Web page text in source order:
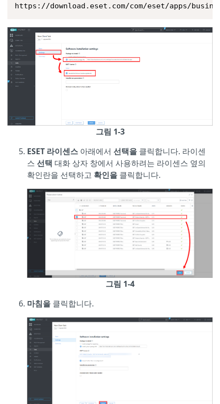
https://download.eset.com/com/eset/apps/
그림 1-3
ESET 라이센스 아래에서 선택을 클릭합니다. 라이센
스 선택 대화 상자 창에서 사용하려는 라이센스 옆의
확인란을 선택하고 확인을 클릭합니다.
그림 1-4
마침을 클릭합니다.